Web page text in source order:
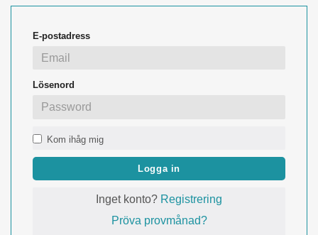
E-postadress
Lösenord
Kom ihåg mig
Logga in
Inget konto? Registrering
Pröva provmånad?